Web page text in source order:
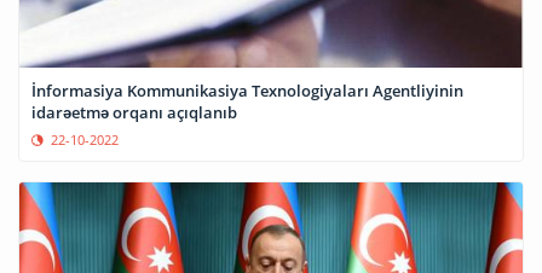
İnformasiya Kommunikasiya Texnologiyaları Agentliyinin
idarəetmə orqanı açıqlanıb
22-10-2022